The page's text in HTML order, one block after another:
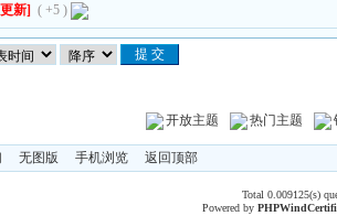
新] ( +5 )
开放主题 热门主题
无图版 手机浏览 返回顶部
Total 0.009125(s)
Powered byPHPWind